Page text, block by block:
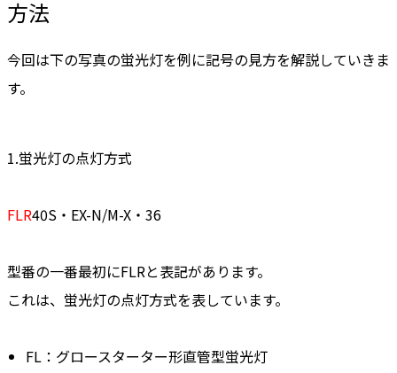
方法
今回は下の写真の蛍光灯を例に記号の見方を解説していきま
す。
1.蛍光灯の点灯方式
FLR40S・EX-N/M-X・36
型番の一番最初にFLRと表記があります。
これは、蛍光灯の点灯方式を表しています。
FL：グロースターター形直管型蛍光灯